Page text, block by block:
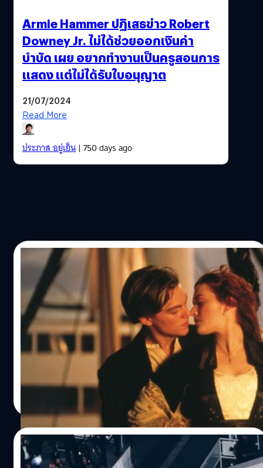
Armie Hammer ปฏิเสธข่าว Robert
Downey Jr. ไม่ได้ช่วยออกเงินค่า
บำบัด เผย อยากทำงานเป็นครูสอนการ
แสดง แต่ไม่ได้รับใบอนุญาต
21/07/2024
Read More
ประภาส อยู่เย็น| 750 days ago
15/06/2024
Kate Winslet เล่าเบื้องหลังฉากจูบบนหัวเรือ
กับ Leonardo DiCaprio ใน ‘Titanic’ ที่ไม่ได้
โรแมนติกเหมือนในหนัง
เคต วินสเลต (Kate Winslet) เล่าเบื้องหลังฉากจูบกับ ลีโอนาร์
โด ดิแคพรีโอ (Leonardo DiCaprio) บนหัวเรือใน 'Titanic' ที่
ไม่ได้โรแมนติกเหมือนในหนัง
ประภาส อยู่เย็น| 785 days ago
10/05/2024